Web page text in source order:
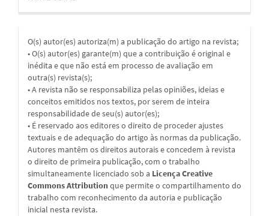
O(s) autor(es) autoriza(m) a publicação do artigo na revista;
• O(s) autor(es) garante(m) que a contribuição é original e
inédita e que não está em processo de avaliação em
outra(s) revista(s);
• A revista não se responsabiliza pelas opiniões, ideias e
conceitos emitidos nos textos, por serem de inteira
responsabilidade de seu(s) autor(es);
• É reservado aos editores o direito de proceder ajustes
textuais e de adequação do artigo às normas da publicação.
Autores mantêm os direitos autorais e concedem à revista
o direito de primeira publicação, com o trabalho
simultaneamente licenciado sob a Licença Creative
Commons Attributionque permite o compartilhamento do
trabalho com reconhecimento da autoria e publicação
inicial nesta revista.